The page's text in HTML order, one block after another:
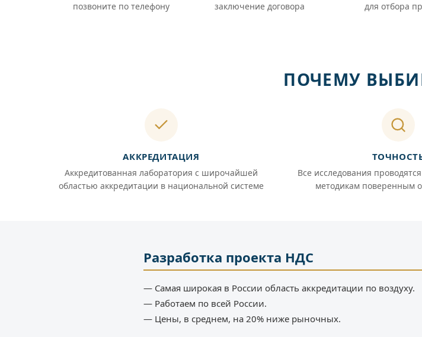
позвоните по телефону
заключение договора
для отбора
ПОЧЕМУ
АККРЕДИТАЦИЯ
Аккредитованная лаборатория с широчайшей
областью аккредитации в национальной системе
Все исследования
методикам поверенным
Разработка проекта НДС
— Самая широкая в России область аккредитации по воздуху.
— Работаем по всей России.
— Цены, в среднем, на 20% ниже рыночных.